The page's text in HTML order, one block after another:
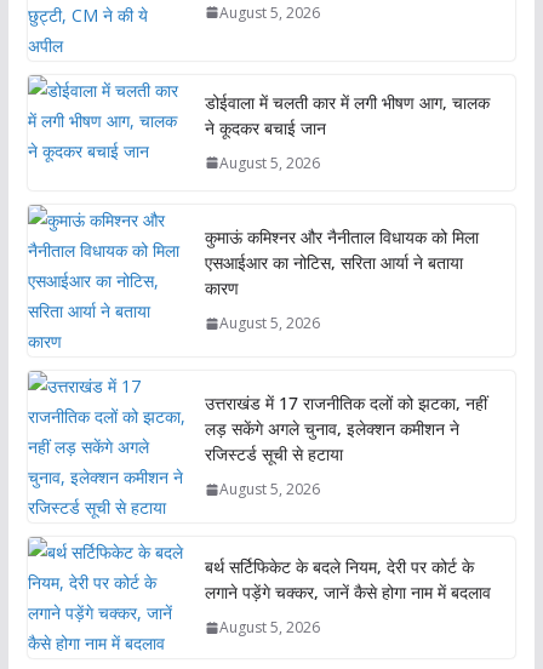
August 5, 2026
डोईवाला में चलती कार में लगी भीषण आग, चालक
ने कूदकर बचाई जान
August 5, 2026
कुमाऊं कमिश्नर और नैनीताल विधायक को मिला
एसआईआर का नोटिस, सरिता आर्या ने बताया
कारण
August 5, 2026
उत्तराखंड में 17 राजनीतिक दलों को झटका, नहीं
लड़ सकेंगे अगले चुनाव, इलेक्शन कमीशन ने
रजिस्टर्ड सूची से हटाया
August 5, 2026
बर्थ सर्टिफिकेट के बदले नियम, देरी पर कोर्ट के
लगाने पड़ेंगे चक्कर, जानें कैसे होगा नाम में बदलाव
August 5, 2026